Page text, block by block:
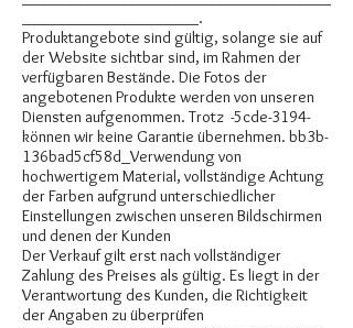
____________________.
Produktangebote sind gültig, solange sie auf
der Website sichtbar sind, im Rahmen der
verfügbaren Bestände. Die Fotos der
angebotenen Produkte werden von unseren
Diensten aufgenommen. Trotz -5cde-3194-
können wir keine Garantie übernehmen. bb3b-
136bad5cf58d_Verwendung von
hochwertigem Material, vollständige Achtung
der Farben aufgrund unterschiedlicher
Einstellungen zwischen unseren Bildschirmen
und denen der Kunden
Der Verkauf gilt erst nach vollständiger
Zahlung des Preises als gültig. Es liegt in der
Verantwortung des Kunden, die Richtigkeit
der Angaben zu überprüfen